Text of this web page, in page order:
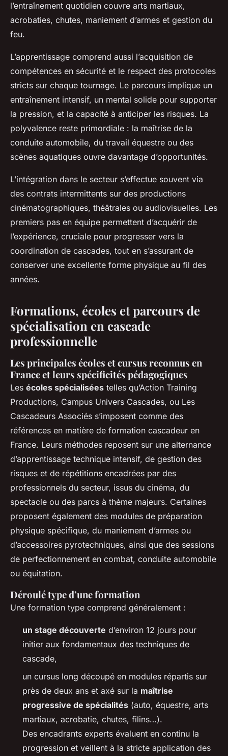
l’entraînement quotidien couvre arts martiaux,
acrobaties, chutes, maniement d’armes et gestion du
feu.
L’apprentissage comprend aussi l’acquisition de
compétences en sécurité et le respect des protocoles
stricts sur chaque tournage. Le parcours implique un
entraînement intensif, un mental solide pour supporter
la pression, et la capacité à anticiper les risques. La
polyvalence reste primordiale : la maîtrise de la
conduite automobile, du travail équestre ou des
scènes aquatiques ouvre davantage d’opportunités.
L’intégration dans le secteur s’effectue souvent via
des contrats intermittents sur des productions
cinématographiques, théâtrales ou audiovisuelles. Les
premiers pas en équipe permettent d’acquérir de
l’expérience, cruciale pour progresser vers la
coordination de cascades, tout en s’assurant de
conserver une excellente forme physique au fil des
années.
Formations, écoles et parcours de
spécialisation en cascade
professionnelle
Les principales écoles et cursus reconnus en
France et leurs spécificités pédagogiques
Les écoles spécialisées telles qu’Action Training
Productions, Campus Univers Cascades, ou Les
Cascadeurs Associés s’imposent comme des
références en matière de formation cascadeur en
France. Leurs méthodes reposent sur une alternance
d’apprentissage technique intensif, de gestion des
risques et de répétitions encadrées par des
professionnels du secteur, issus du cinéma, du
spectacle ou des parcs à thème majeurs. Certaines
proposent également des modules de préparation
physique spécifique, du maniement d’armes ou
d’accessoires pyrotechniques, ainsi que des sessions
de perfectionnement en combat, conduite automobile
ou équitation.
Déroulé type d’une formation
Une formation type comprend généralement :
un stage découverte d’environ 12 jours pour
initier aux fondamentaux des techniques de
cascade,
un cursus long découpé en modules répartis sur
près de deux ans et axé sur la maîtrise
progressive de spécialités (auto, équestre, arts
martiaux, acrobatie, chutes, filins…).
Des encadrants experts évaluent en continu la
progression et veillent à la stricte application des